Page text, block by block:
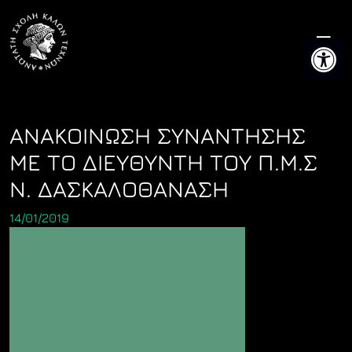
content
ΑΝΑΚΟΙΝΩΣΗ ΣΥΝΑΝΤΗΣΗΣ
ΜΕ ΤΟ ΔΙΕΥΘΥΝΤΗ ΤΟΥ Π.Μ.Σ
Ν. ΔΑΣΚΑΛΟΘΑΝΑΣΗ
14/01/2019